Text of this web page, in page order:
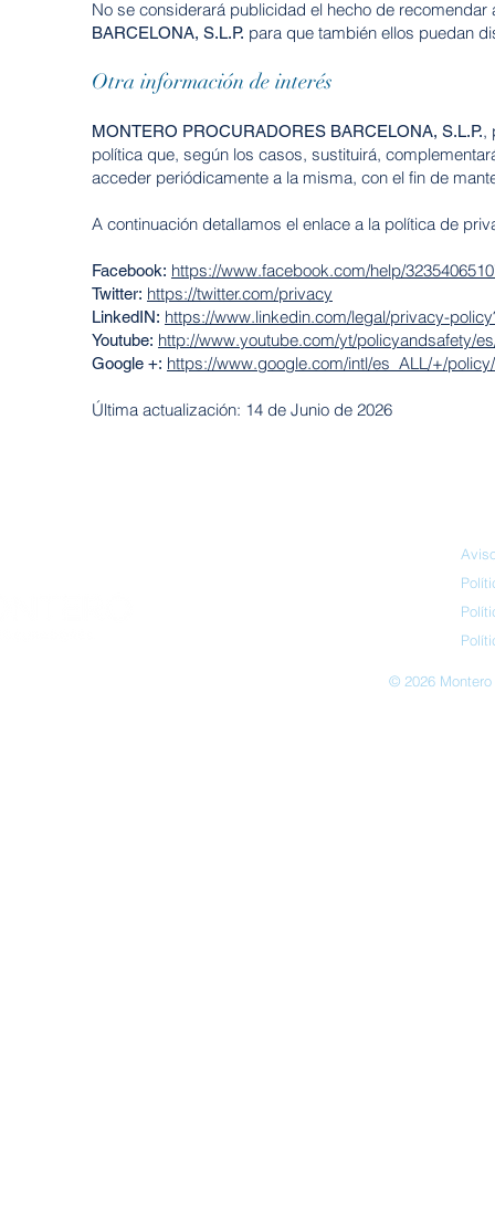
No se considerará publicidad el hecho de
BARCELONA, S.L.P. para que también ellos puedan
Otra información de interés
MONTERO PROCURADORES BARCELONA, S.L.P.,
política que, según los casos, sustituirá,
acceder periódicamente a la misma, con el fin de
A continuación detallamos el enlace a la política de
Facebook: https://www.facebook.com/help/
Twitter: https://twitter.com/privacy
LinkedIN: https://www.linkedin.com/legal/privacy-
Youtube: http://www.youtube.com/yt/policyandsafety/
Google +: https://www.google.com/intl/es_ALL/+/policy/
Última actualización: 14 de Junio de 2026
© 2026 Montero